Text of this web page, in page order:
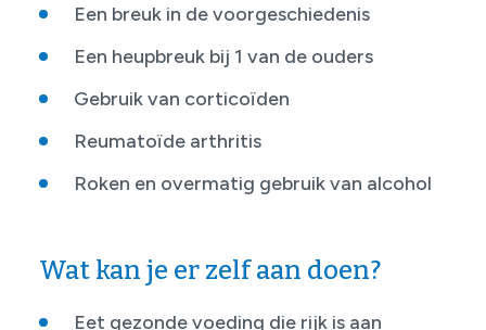
Een breuk in de voorgeschiedenis
Een heupbreuk bij 1 van de ouders
Gebruik van corticoïden
Reumatoïde arthritis
Roken en overmatig gebruik van alcohol
Wat kan je er zelf aan doen?
Eet gezonde voeding die rijk is aan